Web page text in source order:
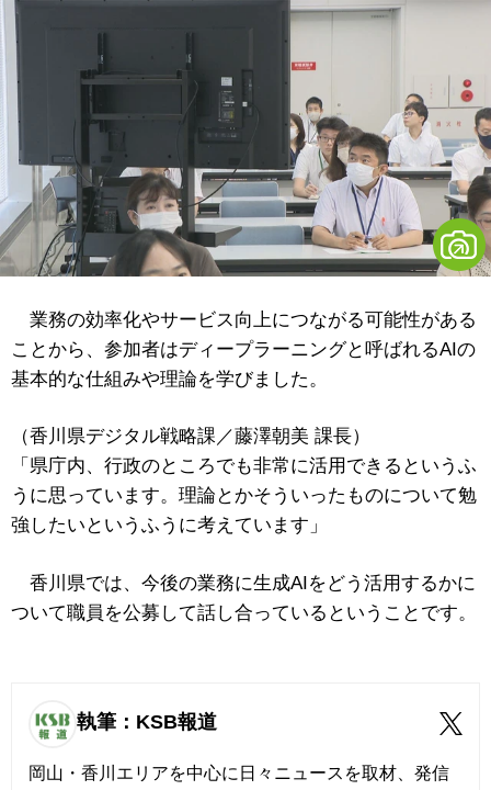
業務の効率化やサービス向上につながる可能性がある
ことから、参加者はディープラーニングと呼ばれるAIの
基本的な仕組みや理論を学びました。
（香川県デジタル戦略課／藤澤朝美 課長）
「県庁内、行政のところでも非常に活用できるというふ
うに思っています。理論とかそういったものについて勉
強したいというふうに考えています」
香川県では、今後の業務に生成AIをどう活用するかに
ついて職員を公募して話し合っているということです。
執筆：KSB報道
岡山・香川エリアを中心に日々ニュースを取材、発信